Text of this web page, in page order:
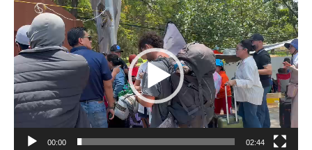
Reproductor
de
vídeo
00:00 02:44